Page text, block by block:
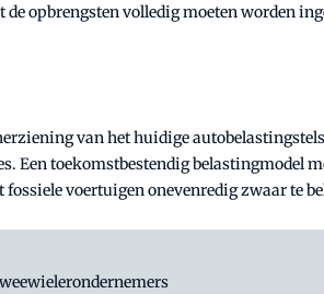
de opbrengsten volledig moeten worden
van het huidige
Een toekomstbestendig belastingmodel
voertuigen onevenredig zwaar te